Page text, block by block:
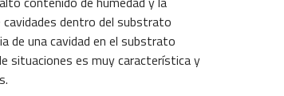
dentro del substrato
de una cavidad en el substrato
situaciones es muy característica y